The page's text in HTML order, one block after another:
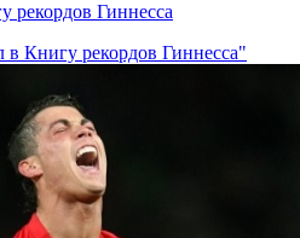
рекордов Гиннесса
в Книгу рекордов Гиннесса"